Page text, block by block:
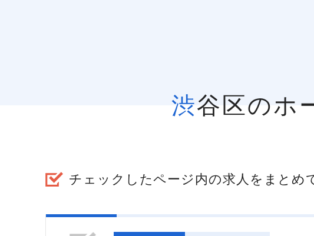
渋谷区の
チェックしたページ内の求人をまとめ